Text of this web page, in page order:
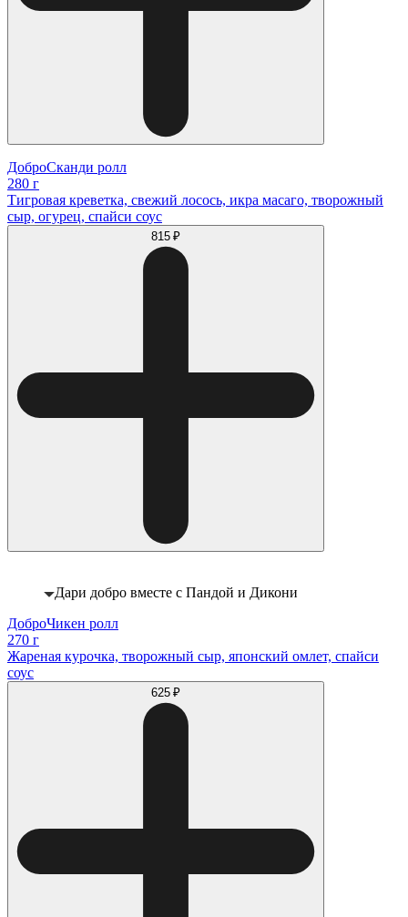
ДоброСканди ролл
280 г
Тигровая креветка, свежий лосось, икра масаго, творожный
сыр, огурец, спайси соус
815 ₽
Дари добро вместе с Пандой и Дикони
ДоброЧикен ролл
270 г
Жареная курочка, творожный сыр, японский омлет, спайси
соус
625 ₽